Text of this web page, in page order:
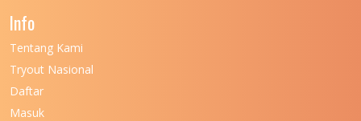
UNIVERSITAS NEGERI KHAIRUN
Info
Tentang Kami
Tryout Nasional
Daftar
Masuk